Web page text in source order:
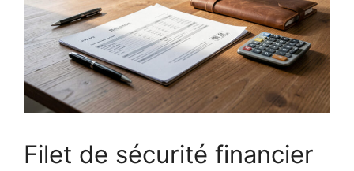
Filet de sécurité financier